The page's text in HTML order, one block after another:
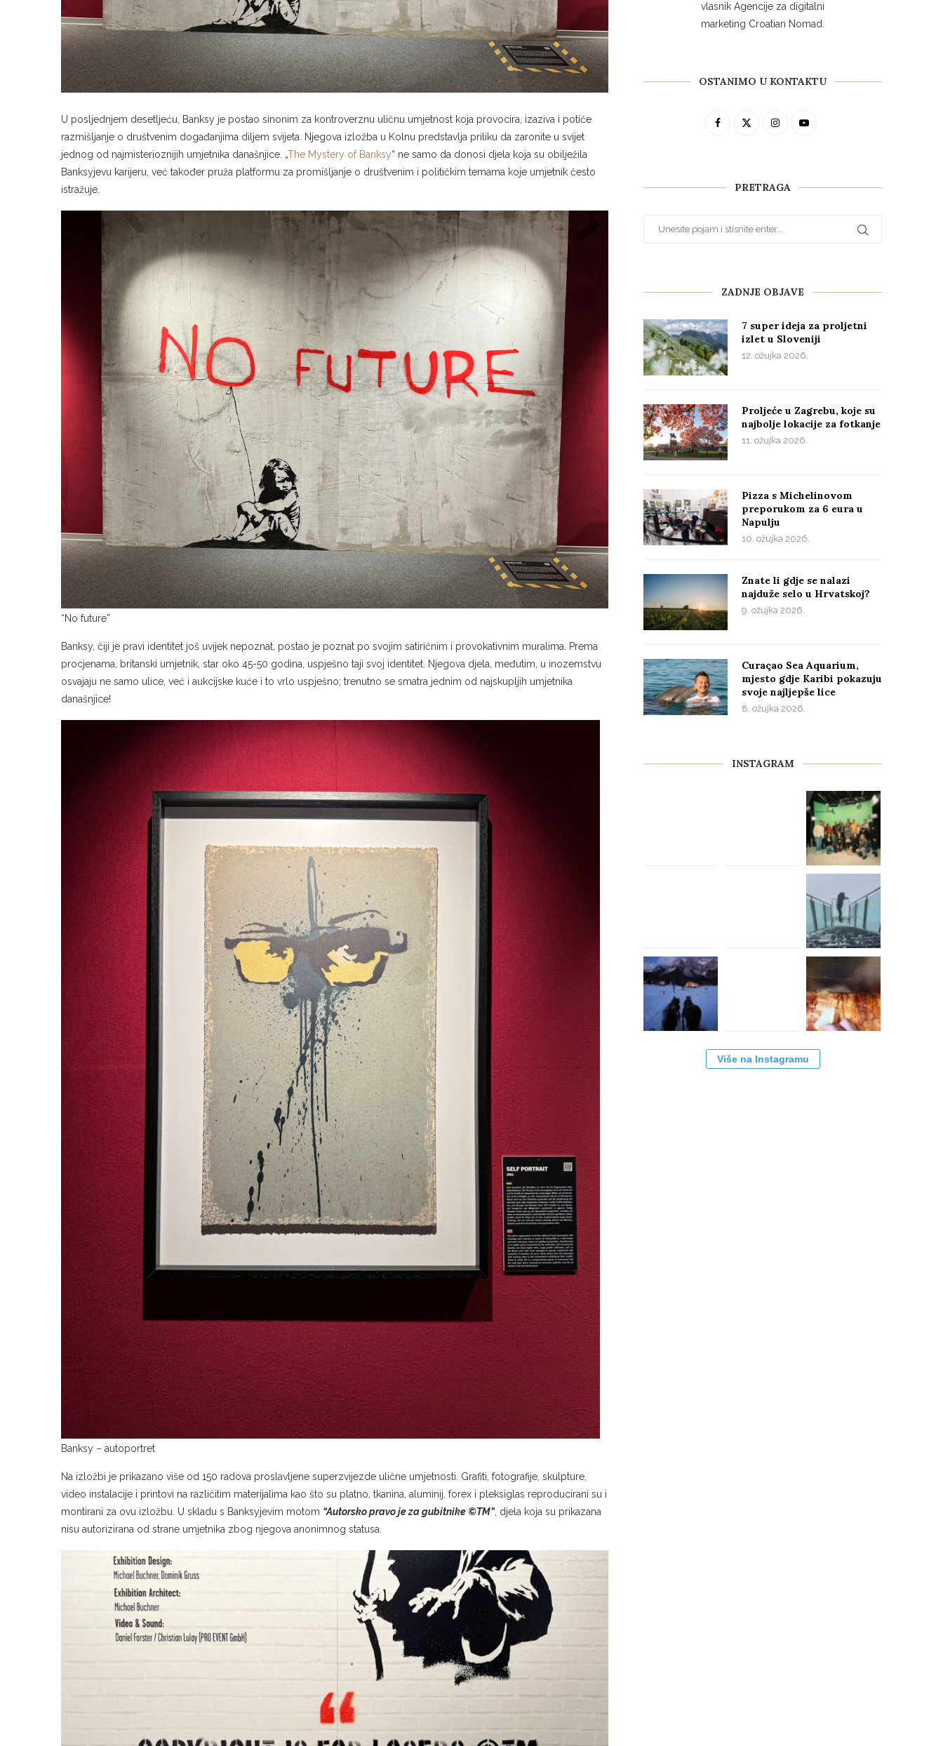
U posljednjem desetljeću, Banksy je postao sinonim za kontroverznu uličnu umjetnost koja provocira, izaziva i potiče
razmišljanje o društvenim događanjima diljem svijeta. Njegova izložba u Kolnu predstavlja priliku da zaronite u svijet
jednog od najmisterioznijih umjetnika današnjice. „The Mystery of Banksy“ ne samo da donosi djela koja su obilježila
Banksyjevu karijeru, već također pruža platformu za promišljanje o društvenim i političkim temama koje umjetnik često
Banksy, čiji je pravi identitet još uvijek nepoznat, postao je poznat po svojim satiričnim i provokativnim muralima. Prema
procjenama, britanski umjetnik, star oko 45-50 godina, uspješno taji svoj identitet. Njegova djela, međutim, u inozemstvu
osvajaju ne samo ulice, već i aukcijske kuće i to vrlo uspješno; trenutno se smatra jednim od najskupljih umjetnika
Na izložbi je prikazano više od 150 radova proslavljene superzvijezde ulične umjetnosti. Grafiti, fotografije, skulpture,
video instalacije i printovi na različitim materijalima kao što su platno, tkanina, aluminij, forex i pleksiglas reproducirani su i
montirani za ovu izložbu. U skladu s Banksyjevim motom“Autorsko pravo je za gubitnike ©TM”
vlasnik Agencije za digitalni
marketing Croatian Nomad.
OSTANIMO U KONTAKTU
PRETRAGA
ZADNJE OBJAVE
7 super ideja za proljetni
izlet u Sloveniji
12. ožujka 2026.
Proljeće u Zagrebu, koje su
najbolje lokacije za fotkanje
11. ožujka 2026.
Pizza s Michelinovom
preporukom za 6 eura u
Napulju
10. ožujka 2026.
Znate li gdje se nalazi
najduže selo u Hrvatskoj?
9. ožujka 2026.
Curaçao Sea Aquarium,
mjesto gdje Karibi pokazuju
svoje najljepše lice
8. ožujka 2026.
INSTAGRAM
Više na Instagramu